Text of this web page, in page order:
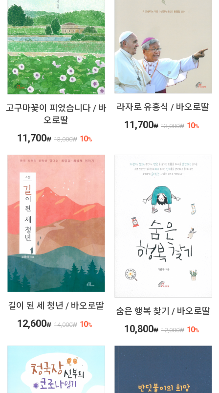
고구마꽃이 피었습니다 / 바
오로딸
11,700₩ 13,000₩ 10%
라자로 유흥식 / 바오로딸
11,700₩ 13,000₩ 10%
길이 된 세 청년 / 바오로딸
12,600₩ 14,000₩ 10%
숨은 행복 찾기 / 바오로딸
10,800₩ 12,000₩ 10%